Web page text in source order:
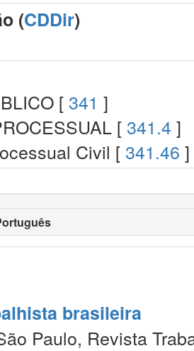
(CDDir)
[ 341 ]
[ 341.4 ]
Civil [ 341.46 ]
brasileira
Paulo, Revista